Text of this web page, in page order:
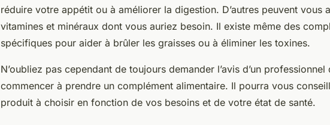
réduire votre appétit ou à améliorer la digestion. D’autres peuvent vous
vitamines et minéraux dont vous auriez besoin. Il existe même des
spécifiques pour aider à brûler les graisses ou à éliminer les toxines.
N’oubliez pas cependant de toujours demander l’avis d’un
commencer à prendre un complément alimentaire. Il pourra vous
produit à choisir en fonction de vos besoins et de votre état de santé.